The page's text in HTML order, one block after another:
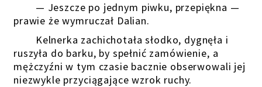
— Jeszcze po jednym piwku, przepiękna —
prawie że wymruczał Dalian.
Kelnerka zachichotała słodko, dygnęła i
ruszyła do barku, by spełnić zamówienie, a
mężczyźni w tym czasie bacznie obserwowali jej
niezwykle przyciągające wzrok ruchy.